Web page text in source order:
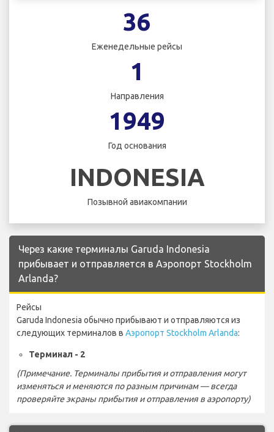
36
Еженедельные рейсы
1
Направления
1949
Год основания
INDONESIA
Позывной авиакомпании
Через какие терминалы Garuda Indonesia
прибывает и отправляется в Аэропорт Stockholm
Arlanda?
Рейсы
Garuda Indonesia обычно прибывают и отправляются из
следующих терминалов в Аэропорт Stockholm Arlanda:
Терминал - 2
(Примечание. Терминалы прибытия и отправления могут
изменяться и меняются по разным причинам — всегда
проверяйте экраны прибытия и отправления в аэропорту)